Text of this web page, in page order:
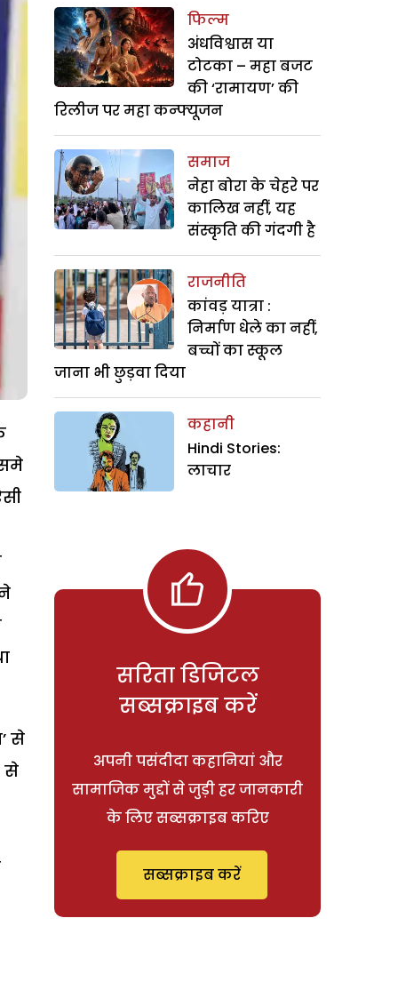
से
से
फिल्म
अंधविश्वास या
टोटका – महा बजट
की ‘रामायण’ की
रिलीज पर महा कन्फ्यूजन
समाज
नेहा बोरा के चेहरे पर
कालिख नहीं, यह
संस्कृति की गंदगी है
राजनीति
कांवड़ यात्रा :
निर्माण धेले का नहीं,
बच्चों का स्कूल
जाना भी छुड़वा दिया
कहानी
Hindi Stories:
लाचार
सरिता डिजिटल
सब्सक्राइब करें
अपनी पसंदीदा कहानियां और
सामाजिक मुद्दों से जुड़ी हर जानकारी
के लिए सब्सक्राइब करिए
सब्सक्राइब करें